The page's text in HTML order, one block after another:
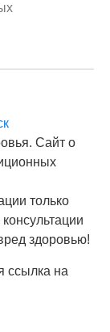
Сайт о
только
здоровью!
ссылка на